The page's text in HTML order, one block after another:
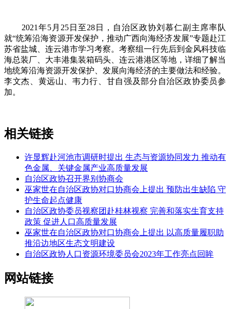
2021年5月25日至28日，自治区政协刘慕仁副主席率队
就“统筹沿海资源开发保护，推动广西向海经济发展”专题赴江
苏省盐城、连云港市学习考察。考察组一行先后到金风科技临
海总装厂、大丰港集装箱码头、连云港港区等地，详细了解当
地统筹沿海资源开发保护、发展向海经济的主要做法和经验。
李文杰、黄远山、韦力行、甘自强及部分自治区政协委员参
加。
相关链接
许显辉赴河池市调研时提出 生态与资源协同发力 推动有
色金属、关键金属产业高质量发展
自治区政协召开界别协商会
巫家世在自治区政协对口协商会上提出 预防出生缺陷 守
护生命起点健康
自治区政协委员视察团赴桂林视察 完善和落实生育支持
政策 促进人口高质量发展
巫家世在自治区政协对口协商会上提出 以高质量履职助
推沿边地区生态文明建设
自治区政协人口资源环境委员会2023年工作亮点回眸
网站链接